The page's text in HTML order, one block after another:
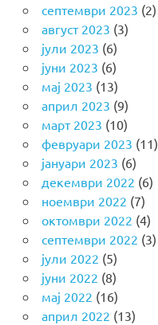
септември 2023 (2)
август 2023 (3)
јули 2023 (6)
јуни 2023 (6)
мај 2023 (13)
април 2023 (9)
март 2023 (10)
февруари 2023 (11)
јануари 2023 (6)
декември 2022 (6)
ноември 2022 (7)
октомври 2022 (4)
септември 2022 (3)
јули 2022 (5)
јуни 2022 (8)
мај 2022 (16)
април 2022 (13)